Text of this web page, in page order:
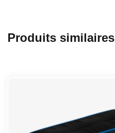
Produits similaires